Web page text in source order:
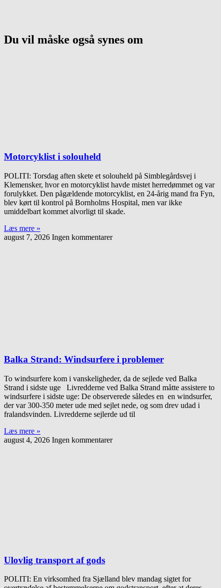
Du vil måske også synes om
Motorcyklist i solouheld
POLITI: Torsdag aften skete et solouheld på Simblegårdsvej i
Klemensker, hvor en motorcyklist havde mistet herredømmet og var
forulykket. Den pågældende motorcyklist, en 24-årig mand fra Fyn,
blev kørt til kontrol på Bornholms Hospital, men var ikke
umiddelbart kommet alvorligt til skade.
Læs mere »
august 7, 2026 Ingen kommentarer
Balka Strand: Windsurfere i problemer
To windsurfere kom i vanskeligheder, da de sejlede ved Balka
Strand i sidste uge Livredderne ved Balka Strand måtte assistere to
windsurfere i sidste uge: De observerede således en en windsurfer,
der var 300-350 meter ude med sejlet nede, og som drev udad i
fralandsvinden. Livredderne sejlerde ud til
Læs mere »
august 4, 2026 Ingen kommentarer
Ulovlig transport af gods
POLITI: En virksomhed fra Sjælland blev mandag sigtet for